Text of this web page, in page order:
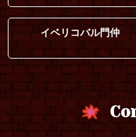
イベリコバル門仲